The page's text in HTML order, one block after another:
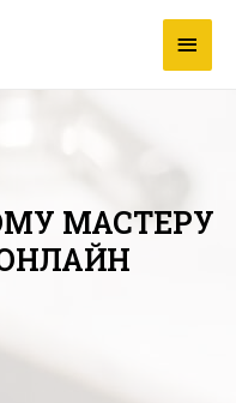
МАСТЕРУ
ОНЛАЙН